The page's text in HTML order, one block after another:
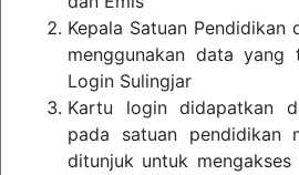
Kepala Satuan
menggunakan data
Login Sulingjar
Kartu login didapatkan
pada satuan pendidikan
ditunjuk untuk